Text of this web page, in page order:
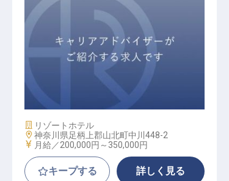
施設業態
リゾートホテル
勤務地
神奈川県足柄上郡山北町中川448-2
給与
月給／200,000円～ 350,000円
キープする 詳しく見る